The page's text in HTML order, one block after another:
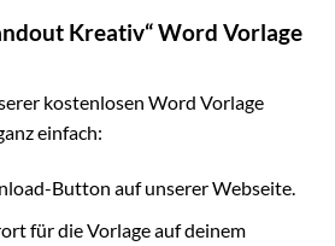
Kreativ“ Word Vorlage
kostenlosen Word Vorlage
einfach:
Button auf unserer Webseite.
für die Vorlage auf deinem